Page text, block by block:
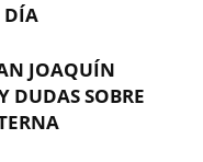
DÍA
JOAQUÍN
DUDAS SOBRE